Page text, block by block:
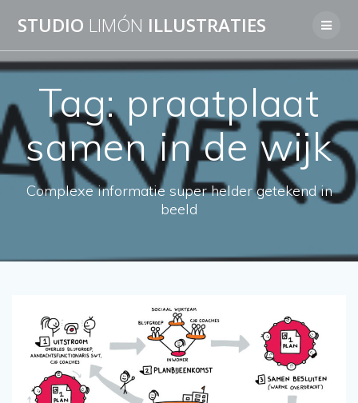
to
STUDIO LIMÓN ILLUSTRATIES
Tag: praatplaat
samen in de wijk
Complexe informatie super helder getekend in
beeld